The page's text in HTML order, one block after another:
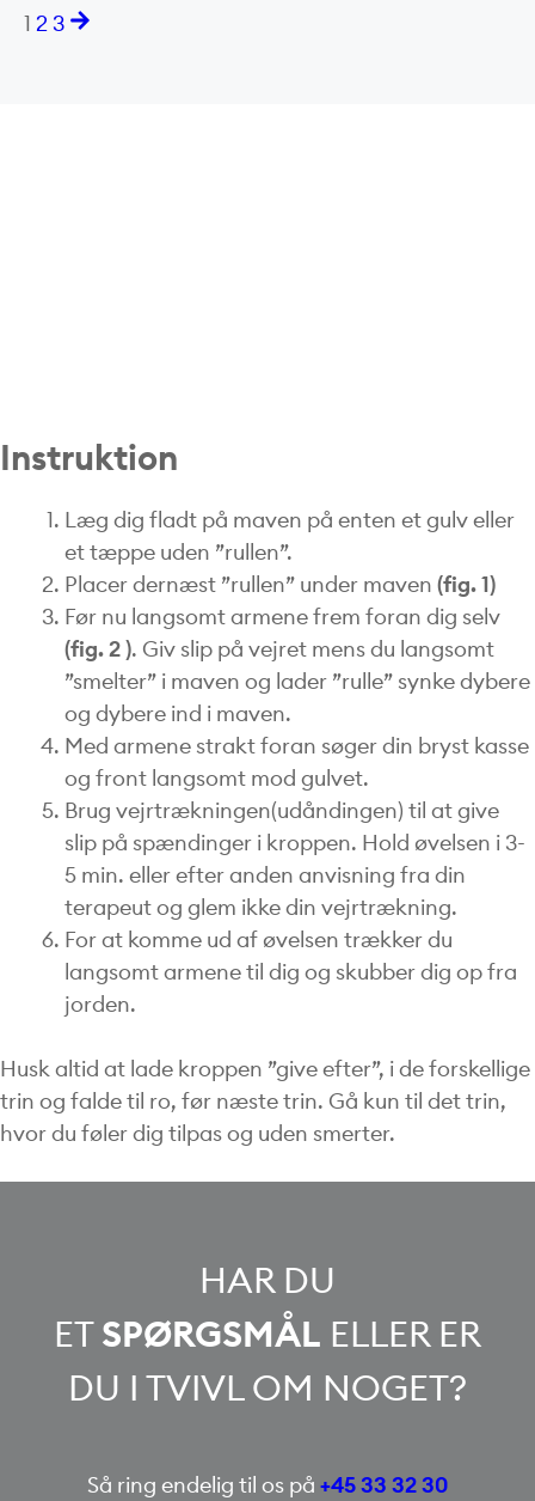
1 23
Instruktion
Læg dig fladt på maven på enten et gulv eller
et tæppe uden ”rullen”.
Placer dernæst ”rullen” under maven (fig. 1)
Før nu langsomt armene frem foran dig selv
(fig. 2 ). Giv slip på vejret mens du langsomt
”smelter” i maven og lader ”rulle” synke dybere
og dybere ind i maven.
Med armene strakt foran søger din bryst kasse
og front langsomt mod gulvet.
Brug vejrtrækningen(udåndingen) til at give
slip på spændinger i kroppen. Hold øvelsen i 3-
5 min. eller efter anden anvisning fra din
terapeut og glem ikke din vejrtrækning.
For at komme ud af øvelsen trækker du
langsomt armene til dig og skubber dig op fra
jorden.
Husk altid at lade kroppen ”give efter”, i de forskellige
trin og falde til ro, før næste trin. Gå kun til det trin,
hvor du føler dig tilpas og uden smerter.
HAR DU
ETSPØRGSMÅL ELLER ER
DU I TVIVL OM NOGET?
Så ring endelig til os på +45 33 32 30